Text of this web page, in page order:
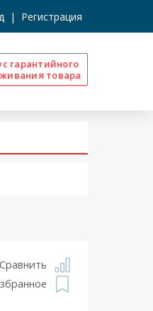
| Регистрация
гарантийного
товара
Сравнить